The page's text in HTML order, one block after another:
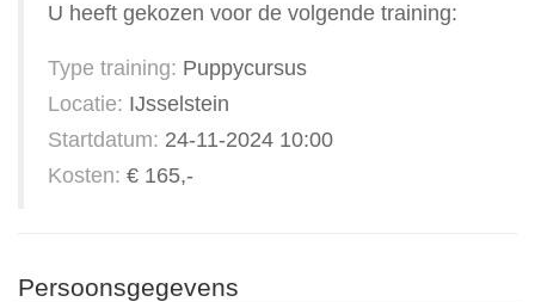
U heeft gekozen voor de volgende training:
Type training: Puppycursus
Locatie: IJsselstein
Startdatum: 24-11-2024 10:00
Kosten: € 165,-
Persoonsgegevens